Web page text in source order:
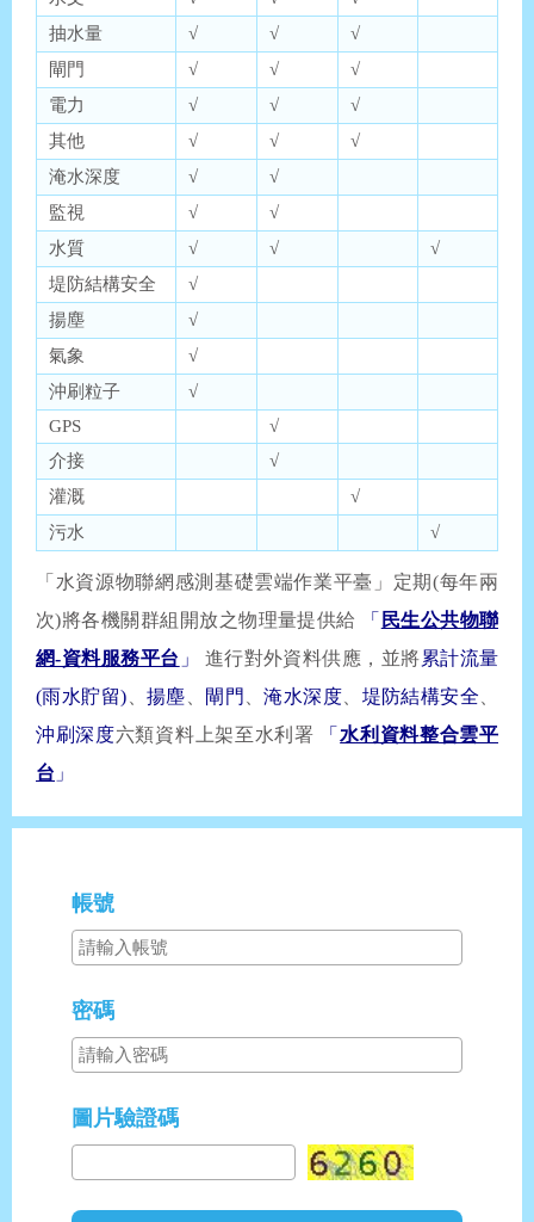
抽水量
√ √
√
閘門
√ √
√
電力
√ √
√
其他
√ √
√
淹水深度
√
√
監視
√
√
水質
√ √
√
堤防結構安全
√
揚塵
√
氣象
√
沖刷粒子
√
GPS
√
介接
√
灌溉
√
污水
√
「水資源物聯網感測基礎雲端作業平臺」定期(每年兩
次)將各機關群組開放之物理量提供給
「 民生公共物聯
網-資料服務平台 」 進行對外資料供應，並將累計流量
(雨水貯留)
揚塵 閘門 、淹水深度 堤防結構安全
沖刷深度六類資料上架至水利署 「 水利資料整合雲平
台 」
帳號
密碼
圖片驗證碼